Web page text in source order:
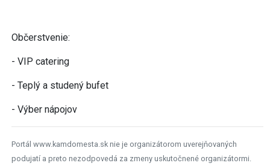
Občerstvenie:
- VIP catering
- Teplý a studený bufet
- Výber nápojov
Portál www.kamdomesta.sk nie je organizátorom uverejňovaných
podujatí a preto nezodpovedá za zmeny uskutočnené organizátormi.